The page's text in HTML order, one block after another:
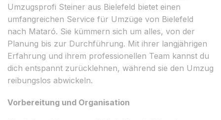
Umzugsprofi Steiner aus Bielefeld bietet einen
umfangreichen Service für Umzüge von Bielefeld
nach Mataró. Sie kümmern sich um alles, von der
Planung bis zur Durchführung. Mit ihrer langjährigen
Erfahrung und ihrem professionellen Team kannst du
dich entspannt zurücklehnen, während sie den Umzug
reibungslos abwickeln.
Vorbereitung und Organisation